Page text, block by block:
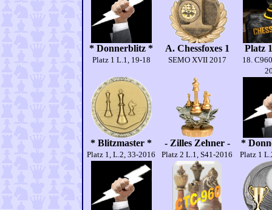
* Donnerblitz *
Platz 1 L.1, 19-18
A. Chessfoxes 1
SEMO XVII 2017
Platz
18.
* Blitzmaster *
Platz 1, L.2, 33-2016
- Zilles Zehner -
Platz 2 L.1, S41-2016
*
Platz 1